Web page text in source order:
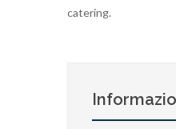
catering.